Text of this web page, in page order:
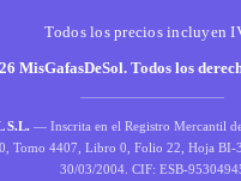
Todos los precios incluyen
MisGafasDeSol. Todos los
S.L. — Inscrita en el Registro Mercantil
Tomo 4407, Libro 0, Folio 22, Hoja BI-
30/03/2004. CIF: ESB-